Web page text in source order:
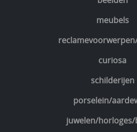
meubels
curiosa
schilderijen
porselein/
juwelen/